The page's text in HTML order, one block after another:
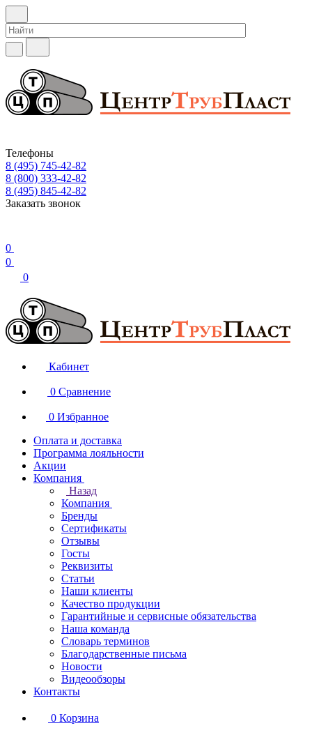
Телефоны
8 (495) 745-42-82
8 (800) 333-42-82
8 (495) 845-42-82
Заказать звонок
0
0
0
Кабинет
0 Сравнение
0 Избранное
Оплата и доставка
Программа лояльности
Акции
Компания
Назад
Компания
Бренды
Сертификаты
Отзывы
Госты
Реквизиты
Статьи
Наши клиенты
Качество продукции
Гарантийные и сервисные обязательства
Наша команда
Словарь терминов
Благодарственные письма
Новости
Видеообзоры
Контакты
0 Корзина